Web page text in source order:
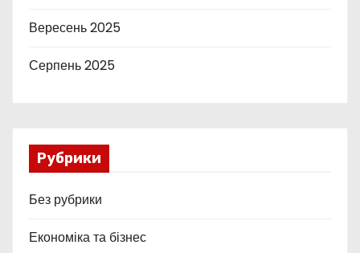
Вересень 2025
Серпень 2025
Рубрики
Без рубрики
Економіка та бізнес